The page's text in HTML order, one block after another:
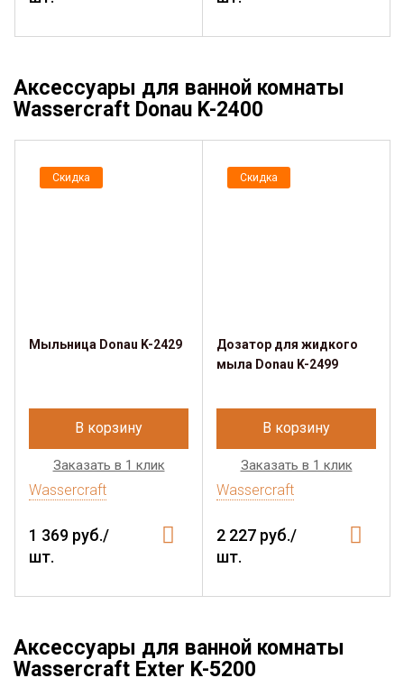
Аксессуары для ванной комнаты
Wassercraft Donau K-2400
Скидка
Мыльница Donau K-2429
В корзину
Заказать в 1 клик
Wassercraft
1 369 руб./
шт.
Скидка
Дозатор для жидкого
мыла Donau K-2499
В корзину
Заказать в 1 клик
Wassercraft
2 227 руб./
шт.
Аксессуары для ванной комнаты
Wassercraft Exter K-5200